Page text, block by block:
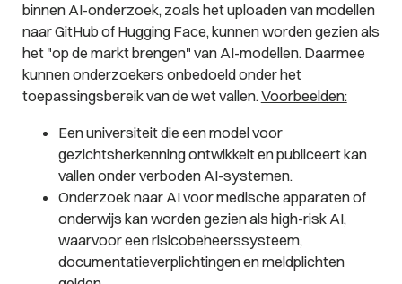
binnen AI-onderzoek, zoals het uploaden van modellen
naar GitHub of Hugging Face, kunnen worden gezien als
het "op de markt brengen" van AI-modellen. Daarmee
kunnen onderzoekers onbedoeld onder het
toepassingsbereik van de wet vallen.Voorbeelden:
Een universiteit die een model voor
gezichtsherkenning ontwikkelt en publiceert kan
vallen onder verboden AI-systemen.
Onderzoek naar AI voor medische apparaten of
onderwijs kan worden gezien als high-risk AI,
waarvoor een risicobeheerssysteem,
documentatieverplichtingen en meldplichten